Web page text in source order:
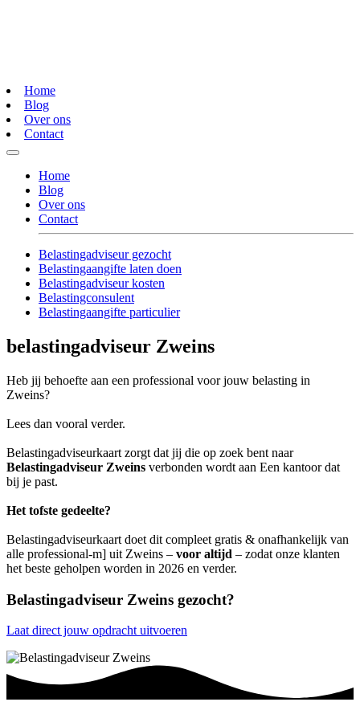
Home
Blog
Over ons
Contact
Home
Blog
Over ons
Contact
Belastingadviseur gezocht
Belastingaangifte laten doen
Belastingadviseur kosten
Belastingconsulent
Belastingaangifte particulier
belastingadviseur Zweins
Heb jij behoefte aan een professional voor jouw belasting in
Zweins?
Lees dan vooral verder.
Belastingadviseurkaart zorgt dat jij die op zoek bent naar
Belastingadviseur Zweins verbonden wordt aan Een kantoor dat
bij je past.
Het tofste gedeelte?
Belastingadviseurkaart doet dit compleet gratis & onafhankelijk van
alle professional-m] uit Zweins – voor altijd – zodat onze klanten
het beste geholpen worden in 2026 en verder.
Belastingadviseur Zweins gezocht?
Laat direct jouw opdracht uitvoeren